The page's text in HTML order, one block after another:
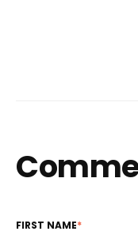
FIRST NAME*